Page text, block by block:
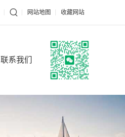
 网站地图 收藏网站
联系我们